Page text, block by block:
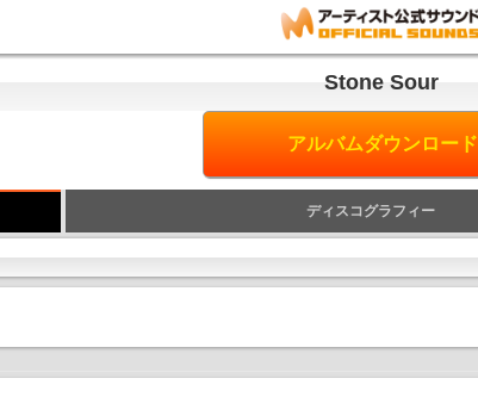
Stone Sour
アルバムダウンロード
ディスコグラフィー